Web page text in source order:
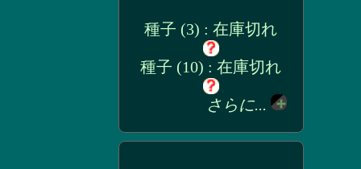
種子 (3) : 在庫切れ
種子 (10) : 在庫切れ
さらに...